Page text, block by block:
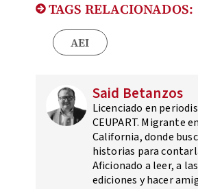
TAGS RELACIONADOS:
AEI
Said Betanzos
Licenciado en
CEUPART. Migrante
California, donde
historias para
Aficionado a leer, a
ediciones y hacer